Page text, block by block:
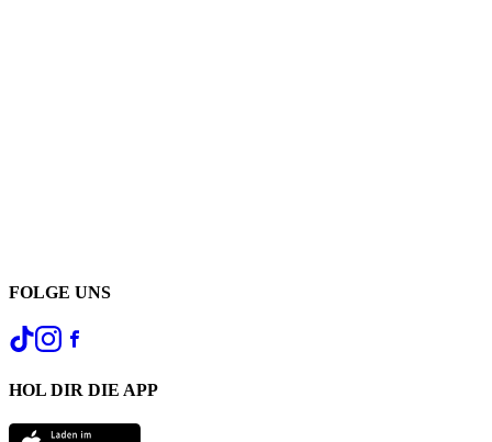
FOLGE UNS
HOL DIR DIE APP